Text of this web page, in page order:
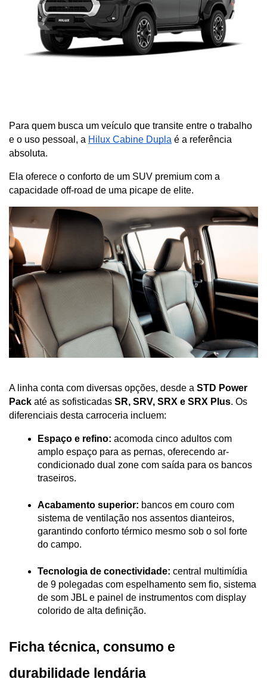
Para quem busca um veículo que transite entre o trabalho
e o uso pessoal, a Hilux Cabine Dupla é a referência
absoluta.
Ela oferece o conforto de um SUV premium com a
capacidade off-road de uma picape de elite.
A linha conta com diversas opções, desde a STD Power
Pack até as sofisticadas SR, SRV, SRX e SRX Plus. Os
diferenciais desta carroceria incluem:
Espaço e refino: acomoda cinco adultos com
amplo espaço para as pernas, oferecendo ar-
condicionado dual zone com saída para os bancos
traseiros.
Acabamento superior: bancos em couro com
sistema de ventilação nos assentos dianteiros,
garantindo conforto térmico mesmo sob o sol forte
do campo.
Tecnologia de conectividade: central multimídia
de 9 polegadas com espelhamento sem fio, sistema
de som JBL e painel de instrumentos com display
colorido de alta definição.
Ficha técnica, consumo e
durabilidade lendária